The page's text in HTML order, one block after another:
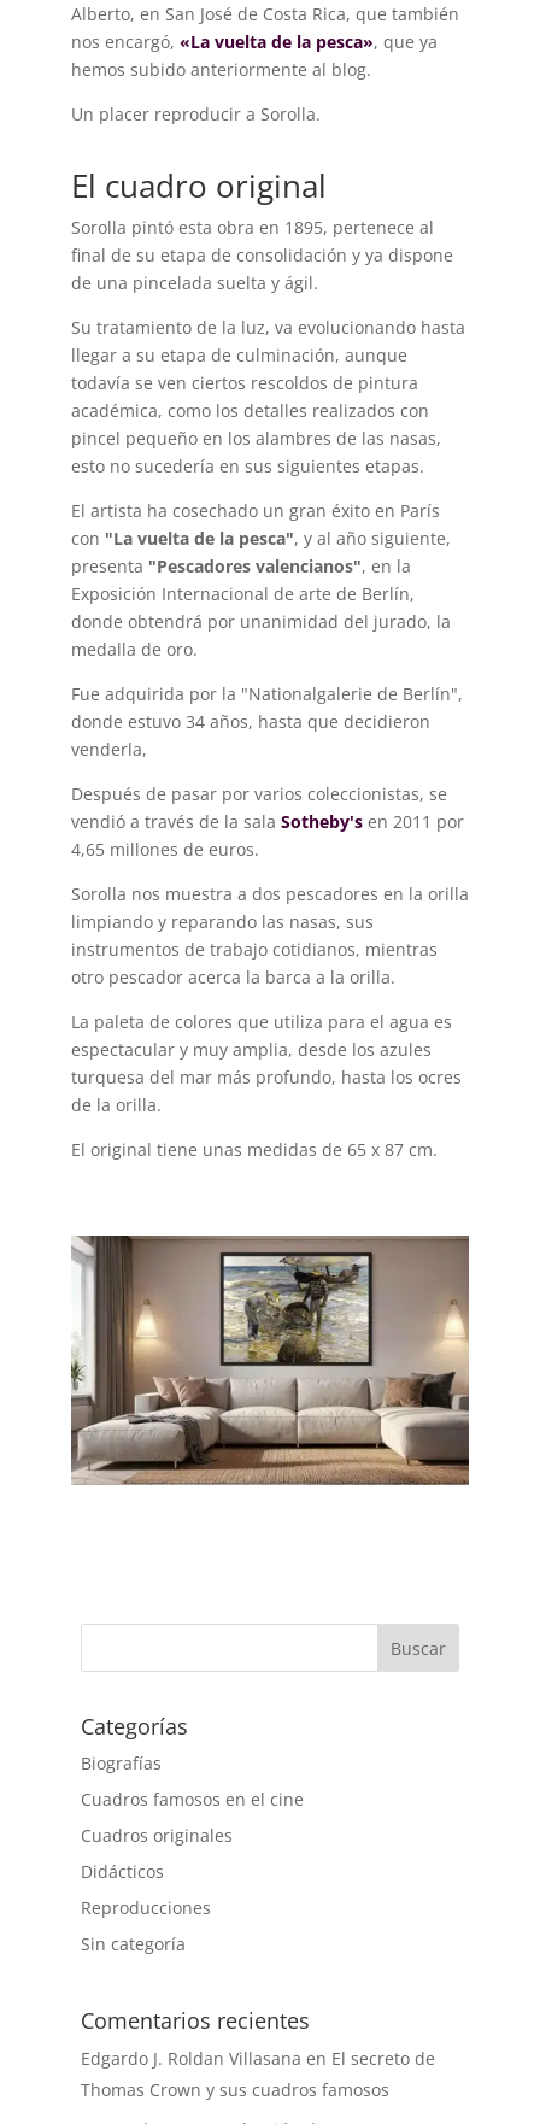
Alberto, en San José de Costa Rica, que también
nos encargó, «La vuelta de la pesca», que ya
hemos subido anteriormente al blog.
Un placer reproducir a Sorolla.
El cuadro original
Sorolla pintó esta obra en 1895, pertenece al
final de su etapa de consolidación y ya dispone
de una pincelada suelta y ágil.
Su tratamiento de la luz, va evolucionando hasta
llegar a su etapa de culminación, aunque
todavía se ven ciertos rescoldos de pintura
académica, como los detalles realizados con
pincel pequeño en los alambres de las nasas,
esto no sucedería en sus siguientes etapas.
El artista ha cosechado un gran éxito en París
con "La vuelta de la pesca", y al año siguiente,
presenta "Pescadores valencianos", en la
Exposición Internacional de arte de Berlín,
donde obtendrá por unanimidad del jurado, la
medalla de oro.
Fue adquirida por la "Nationalgalerie de Berlín",
donde estuvo 34 años, hasta que decidieron
venderla,
Después de pasar por varios coleccionistas, se
vendió a través de la sala Sotheby'sen 2011 por
4,65 millones de euros.
Sorolla nos muestra a dos pescadores en la orilla
limpiando y reparando las nasas, sus
instrumentos de trabajo cotidianos, mientras
otro pescador acerca la barca a la orilla.
La paleta de colores que utiliza para el agua es
espectacular y muy amplia, desde los azules
turquesa del mar más profundo, hasta los ocres
de la orilla.
El original tiene unas medidas de 65 x 87 cm.
Buscar
Categorías
Biografías
Cuadros famosos en el cine
Cuadros originales
Didácticos
Reproducciones
Sin categoría
Comentarios recientes
Edgardo J. Roldan Villasana en El secreto de
Thomas Crown y sus cuadros famosos